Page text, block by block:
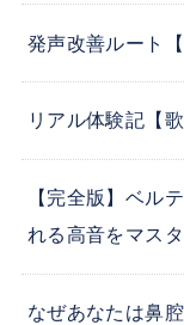
発声改善ルート【
リアル体験記【
【完全版】ベル
れる高音をマスタ
なぜあなたは鼻